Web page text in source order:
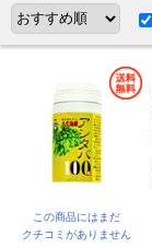
この商品にはまだ
クチコミがありません